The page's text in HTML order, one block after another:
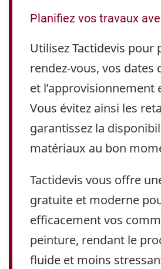
Planifiez vos travaux
Utilisez Tactidevis pour
rendez-vous, vos dates
et l’approvisionnement
Vous évitez ainsi les
garantissez la
matériaux au bon
Tactidevis vous offre
gratuite et moderne
efficacement vos
peinture, rendant le
fluide et moins